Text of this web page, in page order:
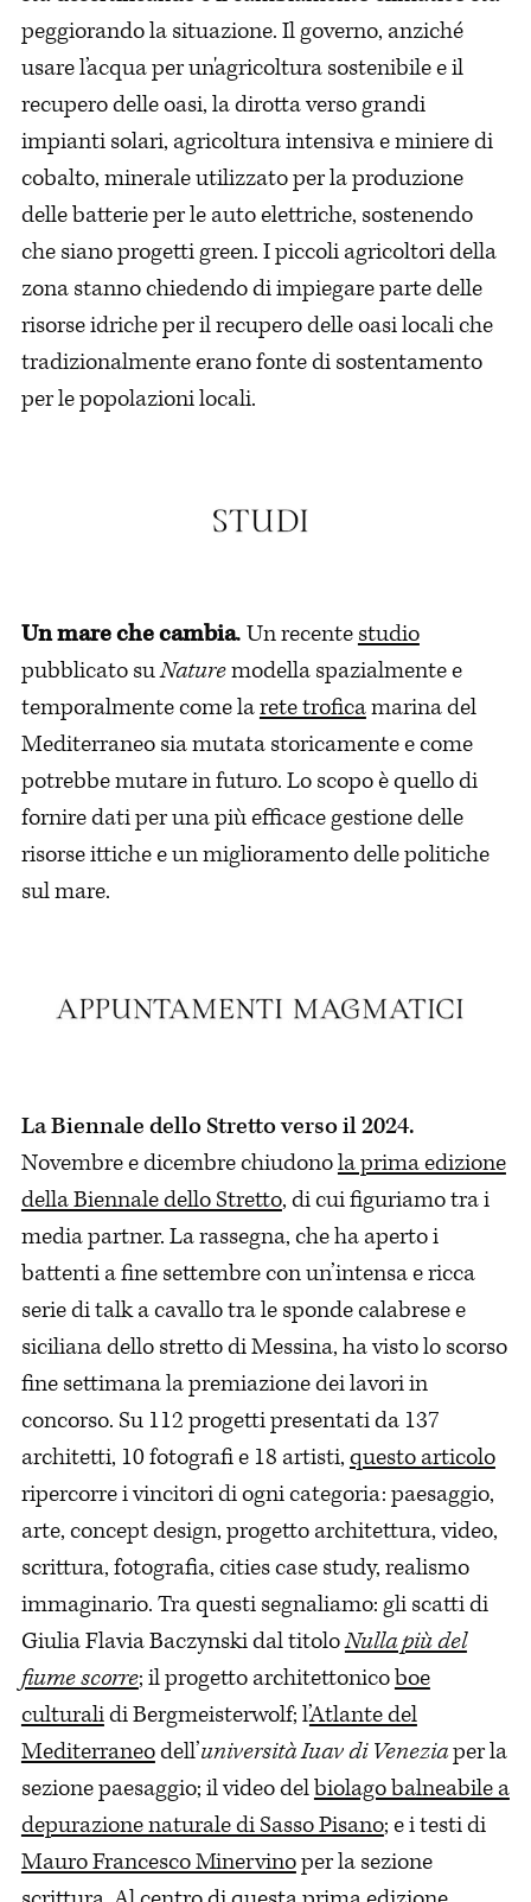
peggiorando la situazione. Il governo, anziché
usare l’acqua per un'agricoltura sostenibile e il
recupero delle oasi, la dirotta verso grandi
impianti solari, agricoltura intensiva e miniere di
cobalto, minerale utilizzato per la produzione
delle batterie per le auto elettriche, sostenendo
che siano progetti green. I piccoli agricoltori della
zona stanno chiedendo di impiegare parte delle
risorse idriche per il recupero delle oasi locali che
tradizionalmente erano fonte di sostentamento
per le popolazioni locali.
Un mare che cambia.Un recentestudio
pubblicato suNaturemodella spazialmente e
temporalmente come larete troficamarina del
Mediterraneo sia mutata storicamente e come
potrebbe mutare in futuro. Lo scopo è quello di
fornire dati per una più efficace gestione delle
risorse ittiche e un miglioramento delle politiche
sul mare.
La Biennale dello Stretto verso il 2024.
Novembre e dicembre chiudonola prima edizione
della Biennale dello Stretto, di cui figuriamo tra i
media partner. La rassegna, che ha aperto i
battenti a fine settembre con un’intensa e ricca
serie di talk a cavallo tra le sponde calabrese e
siciliana dello stretto di Messina, ha visto lo scorso
fine settimana la premiazione dei lavori in
concorso. Su 112 progetti presentati da 137
architetti, 10 fotografi e 18 artisti,questo articolo
ripercorre i vincitori di ogni categoria: paesaggio,
arte, concept design, progetto architettura, video,
scrittura, fotografia, cities case study, realismo
immaginario. Tra questi segnaliamo: gli scatti di
Giulia Flavia Baczynski dal titoloNulla più del
fiume scorre; il progetto architettonicoboe
culturalidi Bergmeisterwolf; l’Atlante del
Mediterraneodell’università Iuav di Veneziaper la
sezione paesaggio; il video delbiolago balneabile a
depurazione naturale di Sasso Pisano; e i testi di
Mauro Francesco Minervinoper la sezione